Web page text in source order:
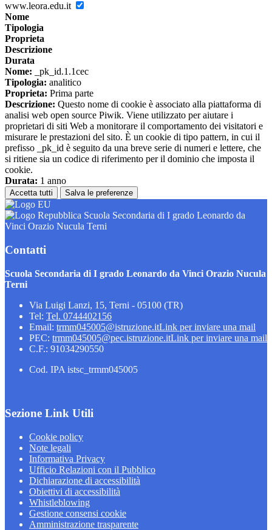
www.leora.edu.it
Nome
Tipologia
Proprieta
Descrizione
Durata
Nome: _pk_id.1.1cec
Tipologia: analitico
Proprieta: Prima parte
Descrizione: Questo nome di cookie è associato alla piattaforma di
analisi web open source Piwik. Viene utilizzato per aiutare i
proprietari di siti Web a monitorare il comportamento dei visitatori e
misurare le prestazioni del sito. È un cookie di tipo pattern, in cui il
prefisso _pk_id è seguito da una breve serie di numeri e lettere, che
si ritiene sia un codice di riferimento per il dominio che imposta il
cookie.
Durata: 1 anno
Accetta tutti Salva le preferenze
Scuola Secondaria di I grado Leonardo da
Vinci Orazio Nucula Terni
Contatti
Scuola Secondaria di I grado Leonardo da Vinci Orazio Nucula
Terni
Via Luigi Lanzi, 15, Terni - 05100 (TR)
Tel: Tel. 0744402156
Email: trmm045005@istruzione.itLink per inviare una mail
PEC: trmm045005@pec.istruzione.itLink per inviare una mail
C.F.: 91034290550
Cod. IPA istsc_trmm045005
Sezione Link Utili
Cookie policy
Note legali
Informativa Privacy
Ufficio Relazioni con il Pubblico
Dichiarazione di accessibilità
Obiettivi di accessibilità
Whistleblowing
Gestione consensi cookie
Amministrazione trasparente